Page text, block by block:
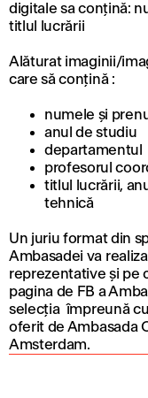
digitale sa conțină:
titlul lucrării
Alăturat imaginii/
care să conțină :
numele și
anul de studiu
departamentul
profesorul
titlul lucrării,
tehnică
Un juriu format din
Ambasadei va
reprezentative și pe
pagina de FB a
selecția împreună
oferit de Ambasada
Amsterdam.